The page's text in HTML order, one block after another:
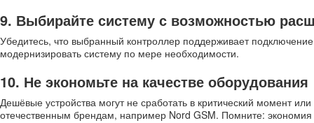
9. Выбирайте систему с возможностью
Убедитесь, что выбранный контроллер поддерживает
модернизировать систему по мере необходимости.
10. Не экономьте на качестве оборудования
Дешёвые устройства могут не сработать в критический момент
отечественным брендам, например Nord GSM. Помните: